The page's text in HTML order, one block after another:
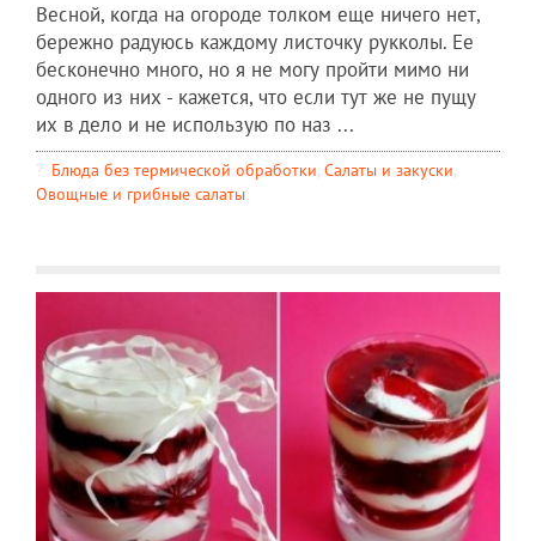
Весной, когда на огороде толком еще ничего нет,
бережно радуюсь каждому листочку рукколы. Ее
бесконечно много, но я не могу пройти мимо ни
одного из них - кажется, что если тут же не пущу
их в дело и не использую по наз ...
Блюда без термической обработки, Салаты и закуски,
Овощные и грибные салаты